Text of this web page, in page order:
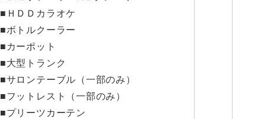
■ＨＤＤカラオケ
■ボトルクーラー
■カーポット
■大型トランク
■サロンテーブル（一部のみ）
■フットレスト（一部のみ）
■プリーツカーテン